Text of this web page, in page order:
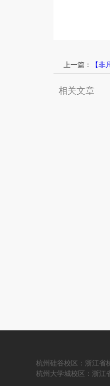
上一篇： 【
相关文章
杭州硅谷校区：浙江省
杭州大学城校区：浙江